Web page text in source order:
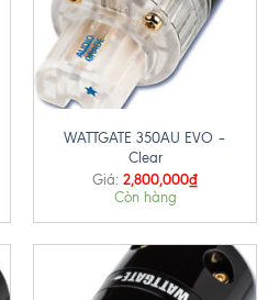
WATTGATE 350AU EVO –
Clear
Giá: 2,800,000₫
Còn hàng